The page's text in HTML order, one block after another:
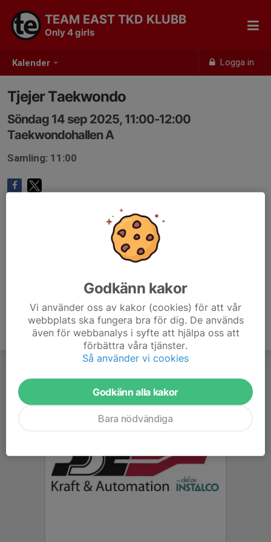
Kalender Logga in
TEAM EAST TKD KLUBB
Only 4 girls
Tjejer Taekwondo
Söndag 14 sep 2025, 11:00-12:00
Taekwondohallen A
Samling: 11:00
Godkänn kakor
Vi använder oss av kakor (cookies) för att vår
webbplats ska fungera bra för dig. De används
även för webbanalys i syfte att hjälpa oss att
förbättra våra tjänster.
Så använder vi cookies
Godkänn alla kakor
Bara nödvändiga